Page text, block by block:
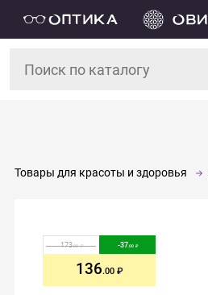
Товары для красоты и здоровья
173.00 -37 .00
136.00